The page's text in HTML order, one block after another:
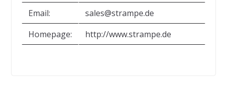
Email:
sales@strampe.de
Homepage:
http://www.strampe.de